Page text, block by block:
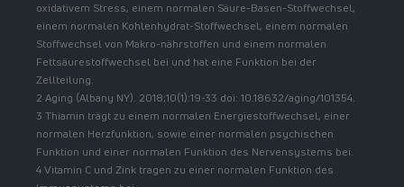
oxidativem Stress, einem normalen Säure-Basen-Stoffwechsel,
einem normalen Kohlenhydrat-Stoffwechsel, einem normalen
Stoffwechsel von Makro-nährstoffen und einem normalen
Fettsäurestoffwechsel bei und hat eine Funktion bei der
Zellteilung.
2 Aging (Albany NY). 2018;10(1):19-33 doi: 10.18632/aging/101354.
3 Thiamin trägt zu einem normalen Energiestoffwechsel, einer
normalen Herzfunktion, sowie einer normalen psychischen
Funktion und einer normalen Funktion des Nervensystems bei.
4 Vitamin C und Zink tragen zu einer normalen Funktion des